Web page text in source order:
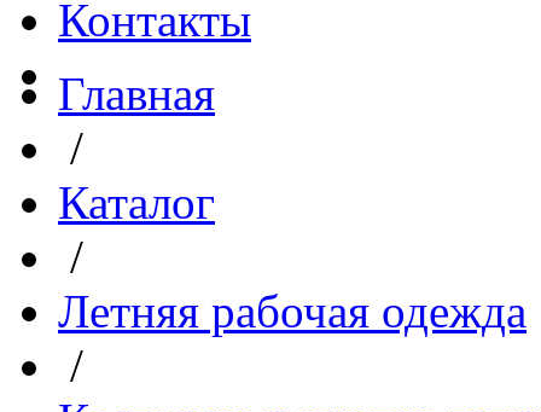
Контакты
Главная
/
Каталог
/
Летняя рабочая одежда
/